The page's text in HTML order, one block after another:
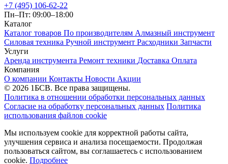
+7 (495) 106-62-22
Пн–Пт: 09:00–18:00
Каталог
Каталог товаров По производителям Алмазный инструмент
Силовая техника Ручной инструмент Расходники Запчасти
Услуги
Аренда инструмента Ремонт техники Доставка Оплата
Компания
О компании Контакты Новости Акции
© 2026 1БСВ. Все права защищены.
Политика в отношении обработки персональных данных
Согласие на обработку персональных данных Политика
использования файлов cookie
Мы используем cookie для корректной работы сайта,
улучшения сервиса и анализа посещаемости. Продолжая
пользоваться сайтом, вы соглашаетесь с использованием
cookie. Подробнее